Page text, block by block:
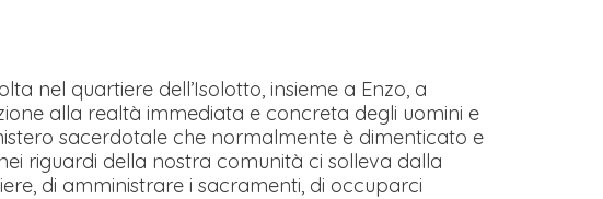
nel quartiere dell’Isolotto, insieme a Enzo, a
alla realtà immediata e concreta degli uomini e
sacerdotale che normalmente è dimenticato e
riguardi della nostra comunità ci solleva dalla
di amministrare i sacramenti, di occuparci